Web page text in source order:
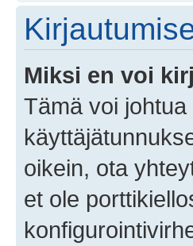
Miksi en voi
Tämä voi
oikein, ota
et ole